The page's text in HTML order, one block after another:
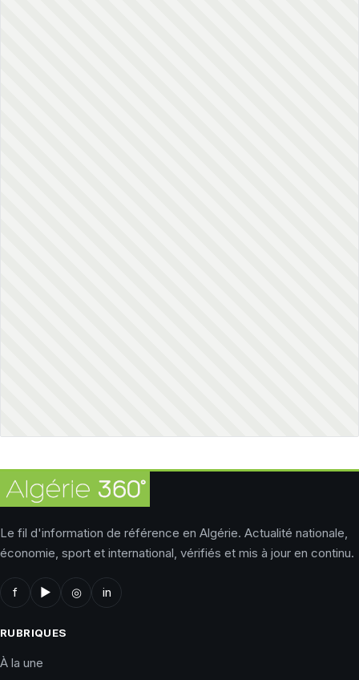
Le fil d'information de référence en Algérie. Actualité nationale,
économie, sport et international, vérifiés et mis à jour en continu.
f ▶ ◎ in
RUBRIQUES
À la une